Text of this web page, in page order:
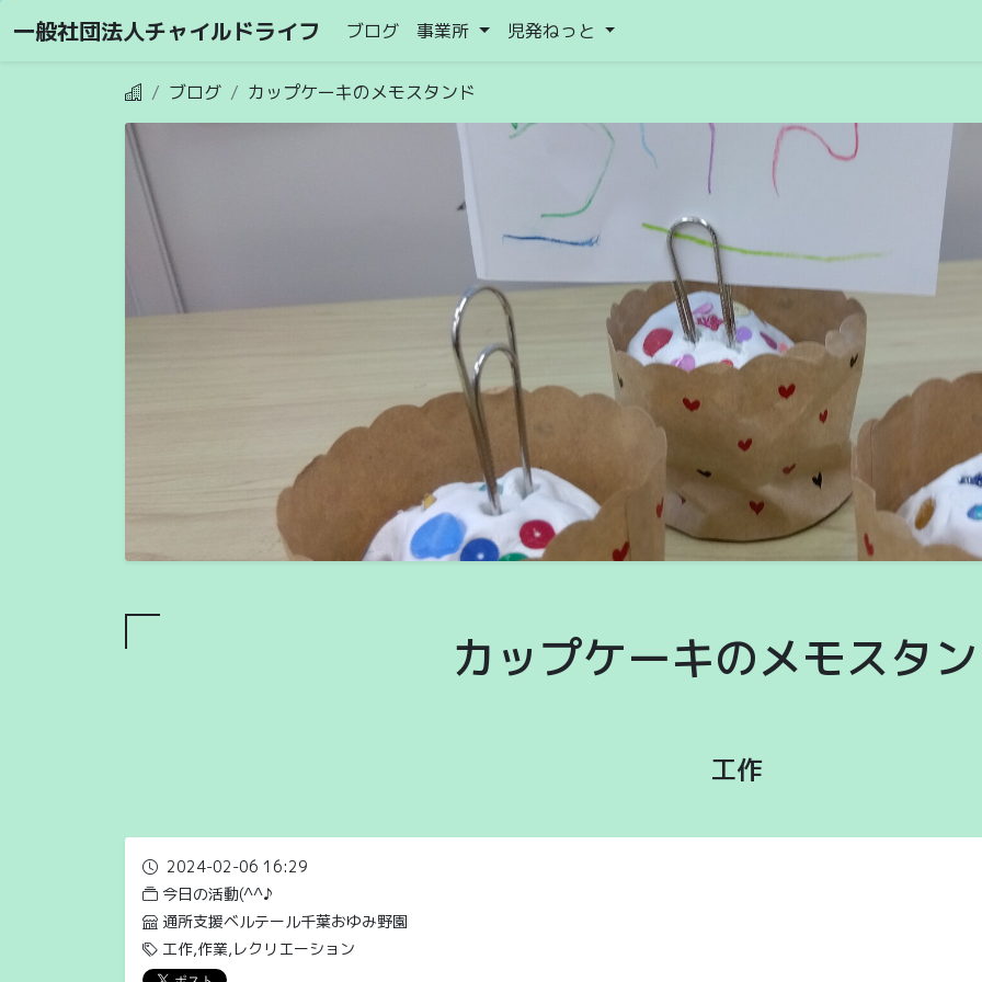
一般社団法人チャイルドライフ ブログ 事業所 児発ねっと
ブログ カップケーキのメモスタンド
カップケーキのメモスタ
工作
2024-02-06 16:29
今日の活動(^^♪
通所支援ベルテール千葉おゆみ野園
工作,作業,レクリエーション